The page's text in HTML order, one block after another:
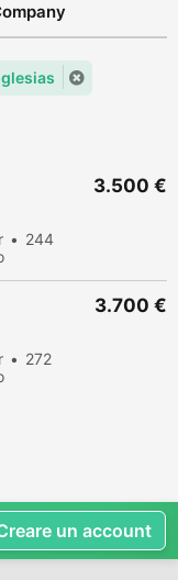
244
3.500 €
272
3.700 €
un account